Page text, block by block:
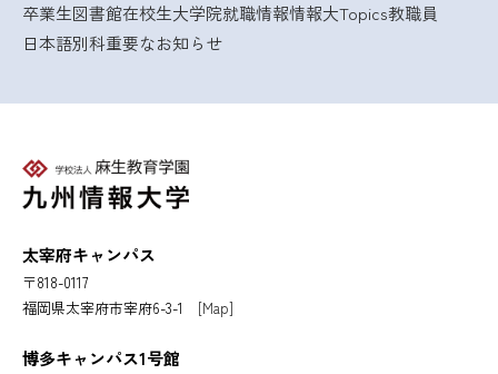
卒業生図書館在校生大学院就職情報情報大Topics教職員
日本語別科重要なお知らせ
太宰府キャンパス
〒818-0117
福岡県太宰府市宰府6-3-1 [Map]
博多キャンパス1号館